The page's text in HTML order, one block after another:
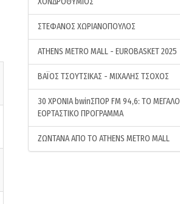
ΣΤΕΦΑΝΟΣ ΧΩΡΙΑΝΟΠΟΥΛΟΣ
ATHENS METRO MALL - EUROBASKET 2025
ΒΑΪΟΣ ΤΣΟΥΤΣΙΚΑΣ - ΜΙΧΑΛΗΣ ΤΣΟΧΟΣ
30 ΧΡΟΝΙΑ bwinΣΠΟΡ FM 94,6: ΤΟ ΜΕΓΑΛΟ
ΕΟΡΤΑΣΤΙΚΟ ΠΡΟΓΡΑΜΜΑ
ΖΩΝΤΑΝΑ ΑΠΟ ΤΟ ATHENS METRO MALL